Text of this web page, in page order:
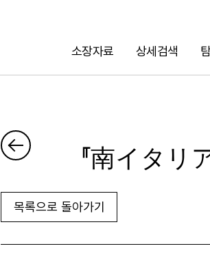
소장자료 상세검색 검색
『南イタリ
목록으로 돌아가기